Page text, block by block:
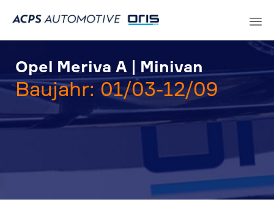
Opel Meriva A | Minivan
Baujahr: 01/03-12/09